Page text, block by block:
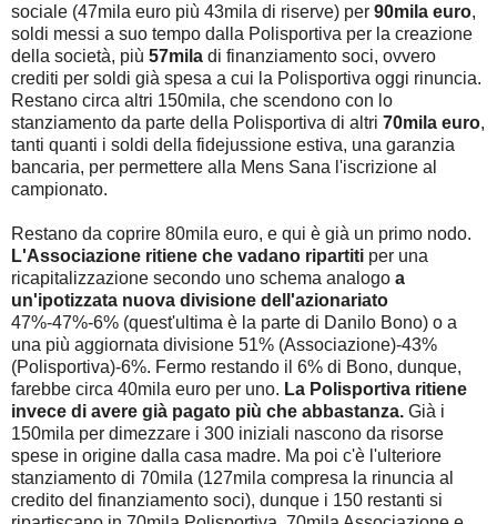
sociale (47mila euro più 43mila di riserve) per 90mila euro,
soldi messi a suo tempo dalla Polisportiva per la creazione
della società, più 57mila di finanziamento soci, ovvero
crediti per soldi già spesa a cui la Polisportiva oggi rinuncia.
Restano circa altri 150mila, che scendono con lo
stanziamento da parte della Polisportiva di altri 70mila euro,
tanti quanti i soldi della fidejussione estiva, una garanzia
bancaria, per permettere alla Mens Sana l'iscrizione al
campionato.
Restano da coprire 80mila euro, e qui è già un primo nodo.
L'Associazione ritiene che vadano ripartiti per una
ricapitalizzazione secondo uno schema analogo a
un'ipotizzata nuova divisione dell'azionariato
47%-47%-6% (quest'ultima è la parte di Danilo Bono) o a
una più aggiornata divisione 51% (Associazione)-43%
(Polisportiva)-6%. Fermo restando il 6% di Bono, dunque,
farebbe circa 40mila euro per uno. La Polisportiva ritiene
invece di avere già pagato più che abbastanza. Già i
150mila per dimezzare i 300 iniziali nascono da risorse
spese in origine dalla casa madre. Ma poi c'è l'ulteriore
stanziamento di 70mila (127mila compresa la rinuncia al
credito del finanziamento soci), dunque i 150 restanti si